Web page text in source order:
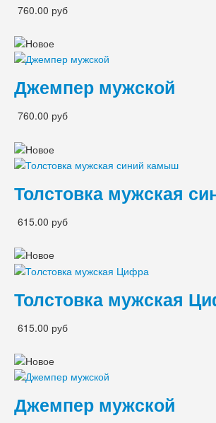
760.00 руб
Джемпер мужской
760.00 руб
Толстовка мужская
615.00 руб
Толстовка мужская
615.00 руб
Джемпер мужской